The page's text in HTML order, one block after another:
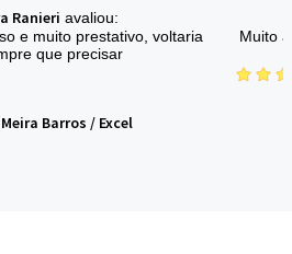
Ranieri avaliou:
e muito prestativo, voltaria
que precisar
Barros / Excel
Muito